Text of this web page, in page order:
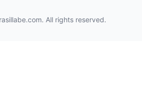
All rights reserved.